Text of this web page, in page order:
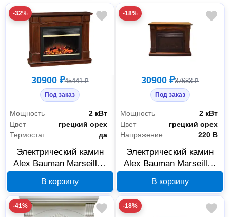
-32%
30900 ₽45441 ₽
Под заказ
Мощность
2 кВт
Цвет
грецкий орех
Термостат
да
Электрический камин
Alex Bauman Marseilles
836883
В корзину
-18%
30900 ₽37683 ₽
Под заказ
Мощность
2 кВт
Цвет
грецкий орех
Напряжение
220 В
Электрический камин
Alex Bauman Marseilles
грецкий орех, 262575
В корзину
-41% -18%